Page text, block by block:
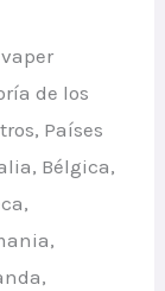
de los
Países
Bélgica,